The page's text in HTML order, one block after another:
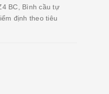
BC, Bình cầu tự
định theo tiêu